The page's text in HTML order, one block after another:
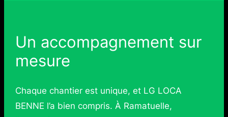
Un accompagnement sur
mesure
Chaque chantier est unique, et LG LOCA
BENNE l’a bien compris. À Ramatuelle,